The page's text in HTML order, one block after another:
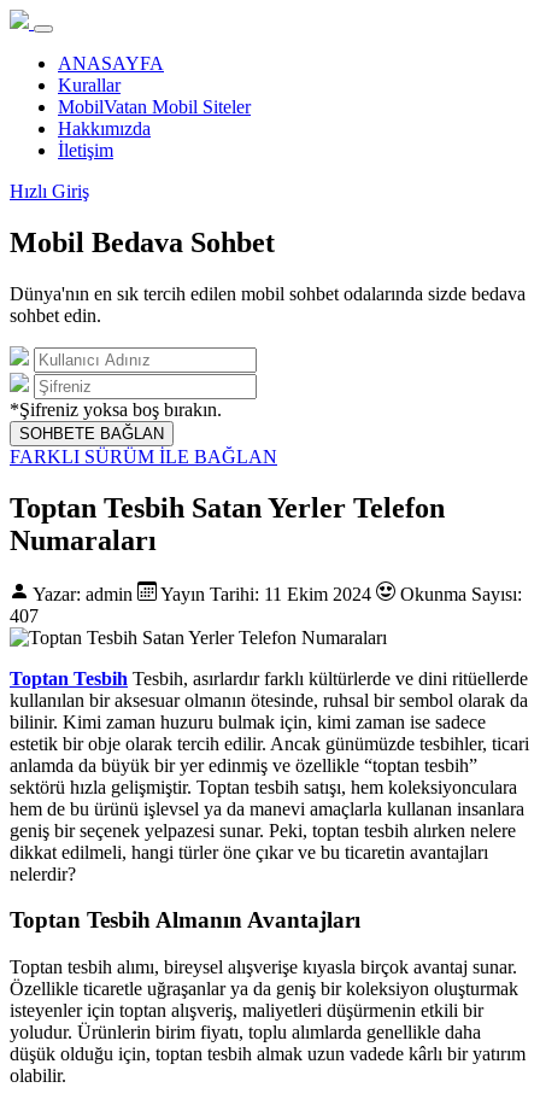
ANASAYFA
Kurallar
MobilVatan Mobil Siteler
Hakkımızda
İletişim
Hızlı Giriş
Mobil Bedava Sohbet
Dünya'nın en sık tercih edilen mobil sohbet odalarında sizde bedava
sohbet edin.
*Şifreniz yoksa boş bırakın.
SOHBETE BAĞLAN
FARKLI SÜRÜM İLE BAĞLAN
Toptan Tesbih Satan Yerler Telefon
Numaraları
Yazar: admin Yayın Tarihi: 11 Ekim 2024
Okunma Sayısı:
407
Toptan Tesbih Tesbih, asırlardır farklı kültürlerde ve dini ritüellerde
kullanılan bir aksesuar olmanın ötesinde, ruhsal bir sembol olarak da
bilinir. Kimi zaman huzuru bulmak için, kimi zaman ise sadece
estetik bir obje olarak tercih edilir. Ancak günümüzde tesbihler, ticari
anlamda da büyük bir yer edinmiş ve özellikle “toptan tesbih”
sektörü hızla gelişmiştir. Toptan tesbih satışı, hem koleksiyonculara
hem de bu ürünü işlevsel ya da manevi amaçlarla kullanan insanlara
geniş bir seçenek yelpazesi sunar. Peki, toptan tesbih alırken nelere
dikkat edilmeli, hangi türler öne çıkar ve bu ticaretin avantajları
nelerdir?
Toptan Tesbih Almanın Avantajları
Toptan tesbih alımı, bireysel alışverişe kıyasla birçok avantaj sunar.
Özellikle ticaretle uğraşanlar ya da geniş bir koleksiyon oluşturmak
isteyenler için toptan alışveriş, maliyetleri düşürmenin etkili bir
yoludur. Ürünlerin birim fiyatı, toplu alımlarda genellikle daha
düşük olduğu için, toptan tesbih almak uzun vadede kârlı bir yatırım
olabilir.